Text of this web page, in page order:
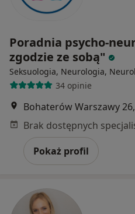
Poradnia psycho-
zgodzie ze sobą"
Seksuologia, Neurologia,
34 opinie
Bohaterów Warszawy
Pokaż profil